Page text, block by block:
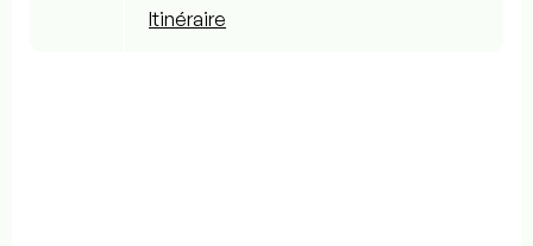
Itinéraire